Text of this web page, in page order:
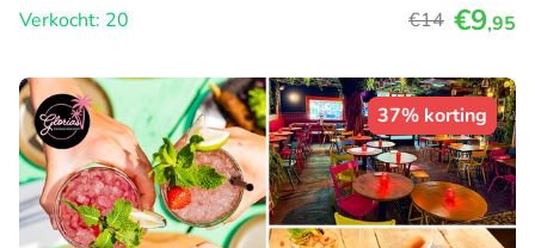
Verkocht: 20
€14 €9,95
37% korting